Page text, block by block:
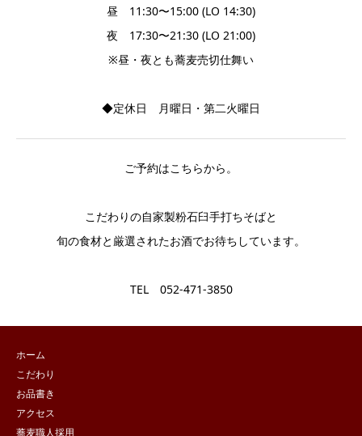
昼 11:30〜15:00 (LO 14:30)
夜 17:30〜21:30 (LO 21:00)
※昼・夜とも蕎麦売切仕舞い
◆定休日 月曜日・第二火曜日
ご予約はこちらから。
こだわりの自家製粉石臼手打ちそばと
旬の食材と厳選されたお酒でお待ちしています。
TEL 052-471-3850
ホーム
こだわり
お品書き
アクセス
蕎麦職人採用